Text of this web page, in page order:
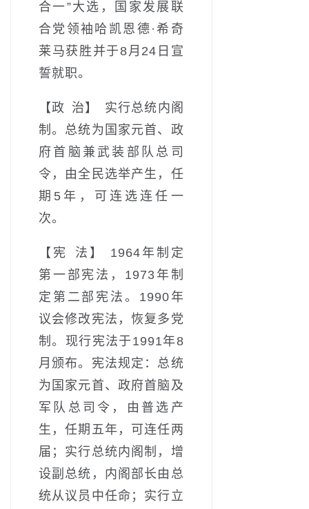
合一”大选，国家发展联
合党领袖哈凯恩德·希奇
莱马获胜并于8月24日宣
誓就职。
【政 治】 实行总统内阁
制。总统为国家元首、政
府首脑兼武装部队总司
令，由全民选举产生，任
期5年，可连选连任一
次。
【宪 法】 1964年制定
第一部宪法，1973年制
定第二部宪法。1990年
议会修改宪法，恢复多党
制。现行宪法于1991年8
月颁布。宪法规定：总统
为国家元首、政府首脑及
军队总司令，由普选产
生，任期五年，可连任两
届；实行总统内阁制，增
设副总统，内阁部长由总
统从议员中任命；实行立